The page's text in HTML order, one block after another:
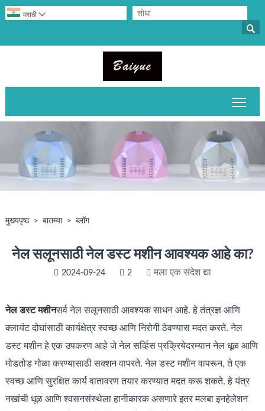

मराठी 
मुख्यपृष्ठ > बातम्या > ब्लॉग
नेल सलूनसाठी नेल डस्ट मशीन आवश्यक आहे का?
2024-09-24 2 मला एक संदेश द्या
नेल डस्ट मशीनसर्व नेल सलूनसाठी आवश्यक साधन आहे. हे तंत्रज्ञ आणि
क्लायंट दोघांसाठी कार्यक्षेत्र स्वच्छ आणि निरोगी ठेवण्यास मदत करते. नेल
डस्ट मशीन हे एक उपकरण आहे जे नेल सर्व्हिस प्रक्रियेदरम्यान नेल धूळ आणि
मोडतोड गोळा करण्यासाठी सक्शन वापरते. नेल डस्ट मशीन वापरून, ते एक
स्वच्छ आणि सुरक्षित कार्य वातावरण तयार करण्यात मदत करू शकते. हे यंत्र
नखांची धूळ आणि श्वसनसंस्थेला हानीकारक असणारे इतर मलबा इनहेलेशन